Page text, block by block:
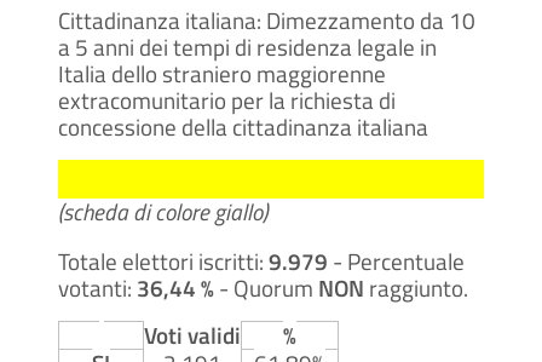
Cittadinanza italiana: Dimezzamento da 10
a 5 anni dei tempi di residenza legale in
Italia dello straniero maggiorenne
extracomunitario per la richiesta di
concessione della cittadinanza italiana
(scheda di colore giallo)
Totale elettori iscritti:9.979 - Percentuale
votanti: 36,44 %- Quorum NON raggiunto.
Voti validi
%